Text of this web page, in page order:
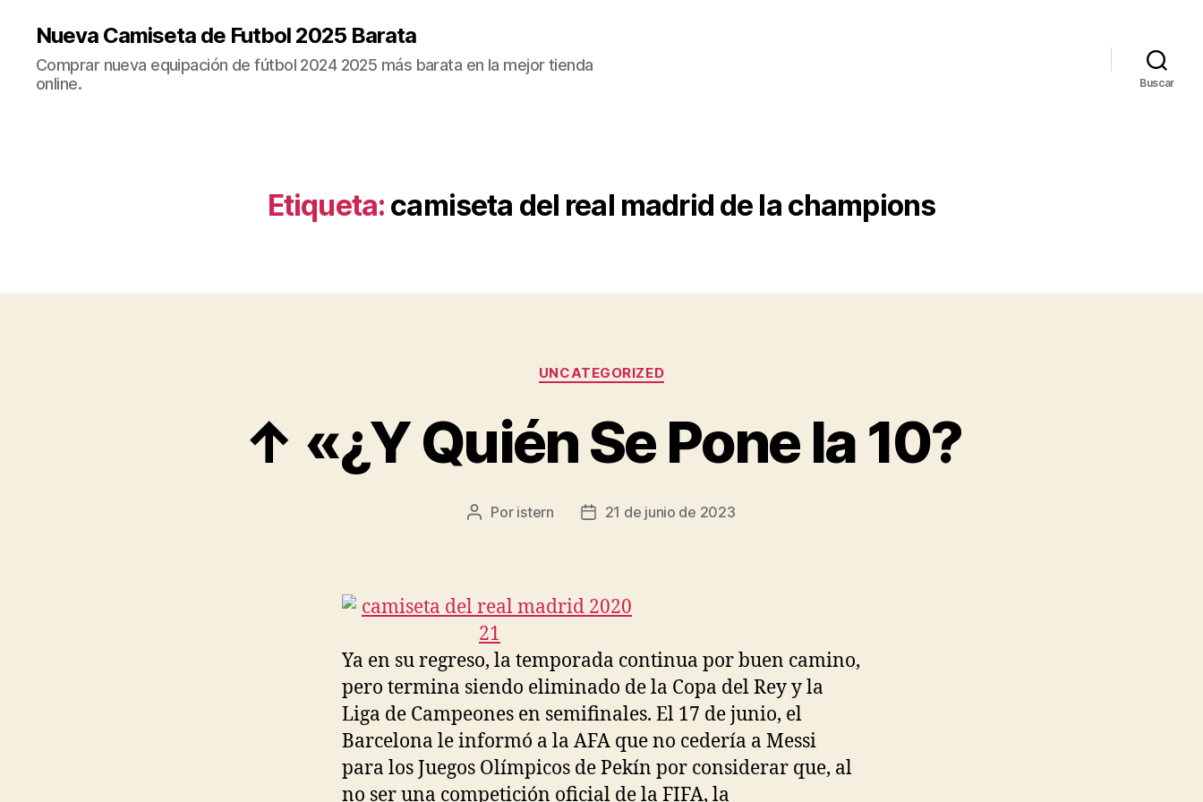
Nueva Camiseta de Futbol 2025 Barata
Comprar nueva equipación de fútbol 2024 2025 más barata en la mejor tienda
online.
Buscar
Etiqueta: camiseta del real madrid de la champions
Categorías
UNCATEGORIZED
↑ «¿Y Quién Se Pone la 10?
Autor
Por istern
Fecha21 de junio de 2023
Ya en su regreso, la temporada continua por buen camino,
pero termina siendo eliminado de la Copa del Rey y la
Liga de Campeones en semifinales. El 17 de junio, el
Barcelona le informó a la AFA que no cedería a Messi
para los Juegos Olímpicos de Pekín por considerar que, al
no ser una competición oficial de la FIFA, la